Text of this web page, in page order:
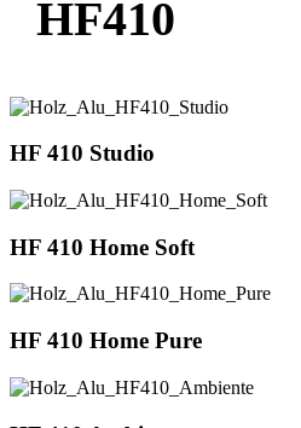
HF410
HF 410 Studio
HF 410 Home Soft
HF 410 Home Pure